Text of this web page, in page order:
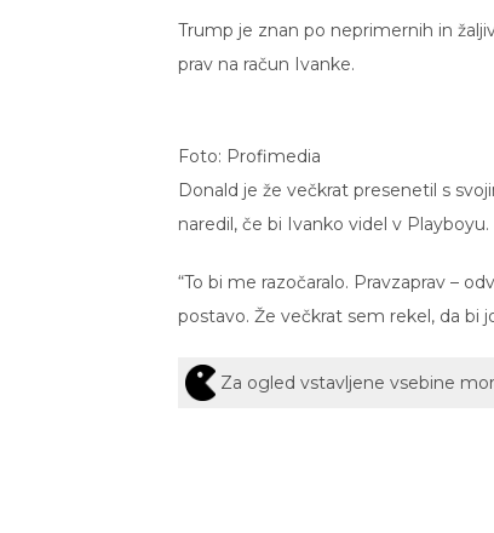
Trump je znan po neprimernih in
prav na račun Ivanke.
Foto: Profimedia
Donald je že večkrat presenetil s
naredil, če bi Ivanko videl v Playboyu.
“To bi me razočaralo. Pravzaprav –
postavo. Že večkrat sem rekel, da bi
Za ogled vstavljene vsebine